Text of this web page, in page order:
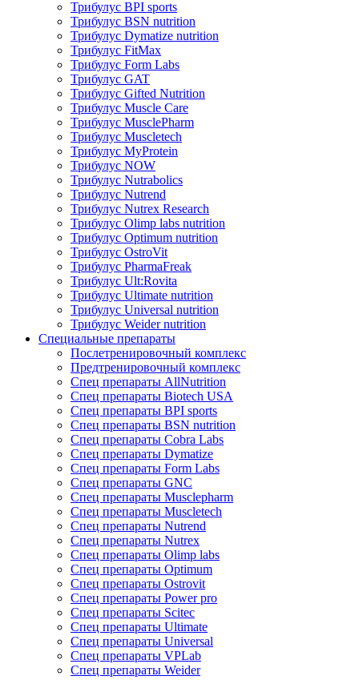
Трибулус BPI sports
Трибулус BSN nutrition
Трибулус Dymatize nutrition
Трибулус FitMax
Трибулус Form Labs
Трибулус GAT
Трибулус Gifted Nutrition
Трибулус Muscle Care
Трибулус MusclePharm
Трибулус Muscletech
Трибулус MyProtein
Трибулус NOW
Трибулус Nutrabolics
Трибулус Nutrend
Трибулус Nutrex Research
Трибулус Olimp labs nutrition
Трибулус Optimum nutrition
Трибулус OstroVit
Трибулус PharmaFreak
Трибулус Ult:Rovita
Трибулус Ultimate nutrition
Трибулус Universal nutrition
Трибулус Weider nutrition
Специальные препараты
Послетренировочный комплекс
Предтренировочный комплекс
Спец препараты AllNutrition
Спец препараты Biotech USA
Спец препараты BPI sports
Спец препараты BSN nutrition
Спец препараты Cobra Labs
Спец препараты Dymatize
Спец препараты Form Labs
Спец препараты GNC
Спец препараты Musclepharm
Спец препараты Muscletech
Спец препараты Nutrend
Спец препараты Nutrex
Спец препараты Olimp labs
Спец препараты Optimum
Спец препараты Ostrovit
Спец препараты Power pro
Спец препараты Scitec
Спец препараты Ultimate
Спец препараты Universal
Спец препараты VPLab
Спец препараты Weider